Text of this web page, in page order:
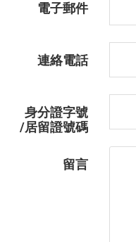
電子郵件
連絡電話
身分證字號
/居留證號碼
留言